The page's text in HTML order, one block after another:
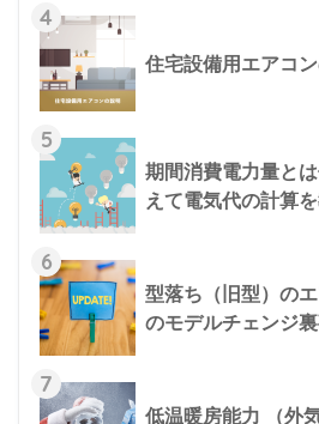
4
住宅設備用エアコン
5
期間消費電力量と
えて電気代の計算を
6
型落ち（旧型）の
のモデルチェンジ
7
低温暖房能力 （外